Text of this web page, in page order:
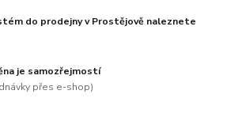
do prodejny v Prostějově naleznete
je samozřejmostí
přes e-shop)